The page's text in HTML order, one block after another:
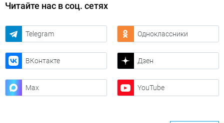
Читайте нас в соц. сетях
Telegram Одноклассники
ВКонтакте Дзен
Max YouTube